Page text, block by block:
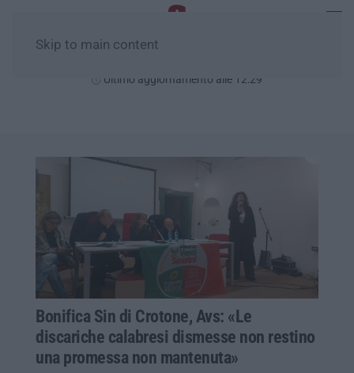
Skip to main content
Ultimo aggiornamento alle 12:29
Bonifica Sin di Crotone, Avs: «Le
discariche calabresi dismesse non restino
una promessa non mantenuta»